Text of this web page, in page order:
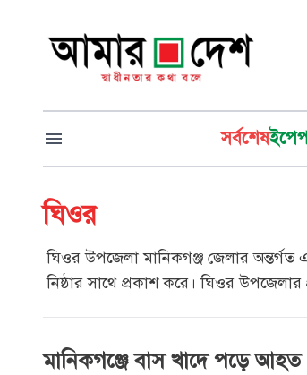
সর্বশেষ
ঘিওর
ঘিওর উপজেলা মানিকগঞ্জ জেলার অন্তর্গত
নিষ্ঠার সাথে প্রকাশ করে। ঘিওর
মানিকগঞ্জে বাস খাদে পড়ে